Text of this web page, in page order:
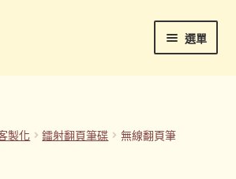
選單
製化 鐳射翻頁筆碟 無線翻頁筆